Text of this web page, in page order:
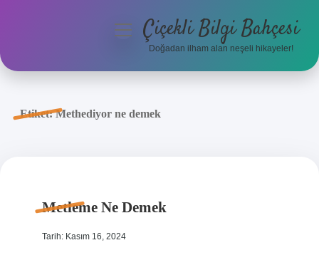
Anasayfa
menüyüÇiçekli Bilgi Bahçesi
Doğadan ilham alan neşeli hikayeler!
Etiket:Methediyor ne demek
Metleme Ne Demek
Tarih: Kasım 16, 2024